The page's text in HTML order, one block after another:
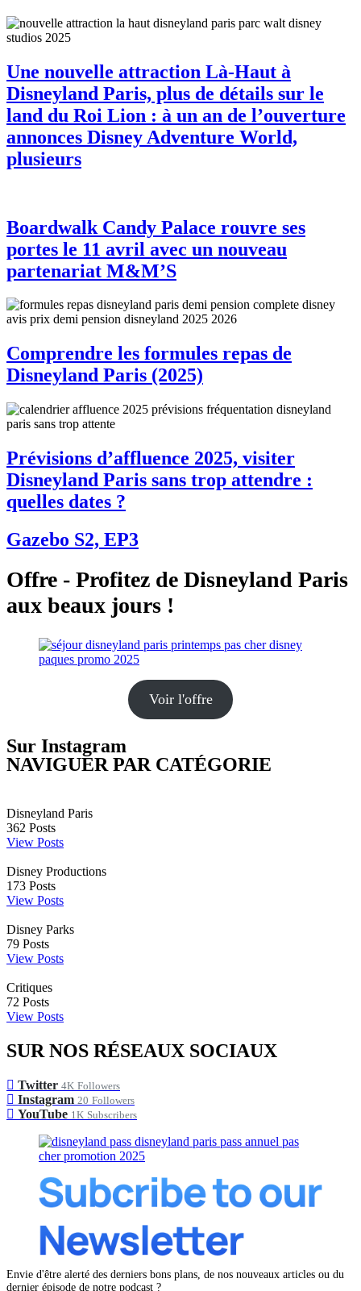
Une nouvelle attraction Là-Haut à
Disneyland Paris, plus de détails sur le
land du Roi Lion : à un an de l’ouverture
annonces Disney Adventure World,
plusieurs
Boardwalk Candy Palace rouvre ses
portes le 11 avril avec un nouveau
partenariat M&M’S
Comprendre les formules repas de
Disneyland Paris (2025)
Prévisions d’affluence 2025, visiter
Disneyland Paris sans trop attendre :
quelles dates ?
Gazebo S2, EP3
Offre - Profitez de Disneyland Paris
aux beaux jours !
Voir l'offre
Sur Instagram
NAVIGUER PAR CATÉGORIE
Disneyland Paris
362 Posts
View Posts
Disney Productions
173 Posts
View Posts
Disney Parks
79 Posts
View Posts
Critiques
72 Posts
View Posts
SUR NOS RÉSEAUX SOCIAUX
Twitter 4K Followers
Instagram 20 Followers
YouTube 1K Subscribers
Envie d'être alerté des derniers bons plans, de nos nouveaux articles ou du
dernier épisode de notre podcast ?